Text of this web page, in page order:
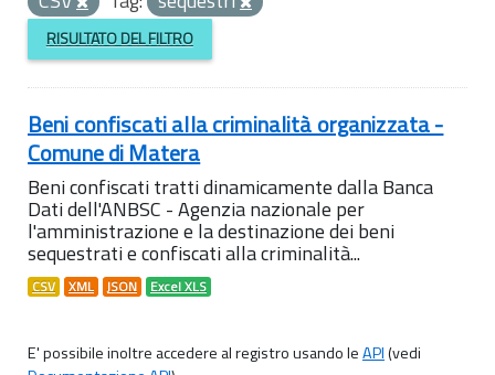
RISULTATO DEL FILTRO
Beni confiscati alla criminalità organizzata -
Comune di Matera
Beni confiscati tratti dinamicamente dalla Banca
Dati dell'ANBSC - Agenzia nazionale per
l'amministrazione e la destinazione dei beni
sequestrati e confiscati alla criminalità...
CSV XML JSON Excel XLS
E' possibile inoltre accedere al registro usando leAPI(vedi